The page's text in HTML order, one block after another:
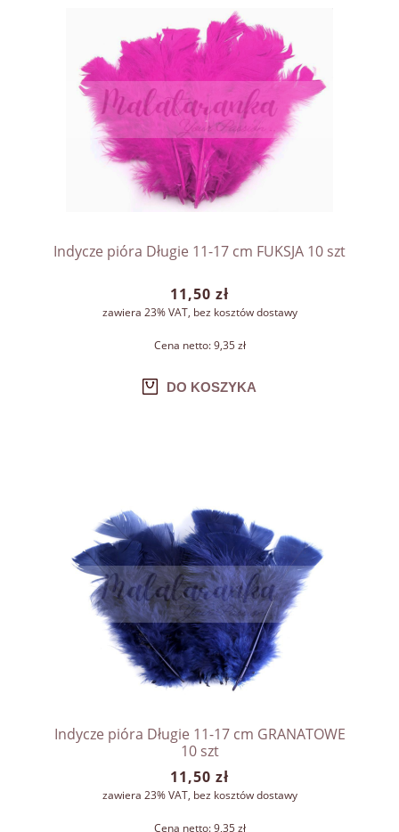
Indycze pióra Długie 11-17 cm FUKSJA 10 szt
11,50 zł
zawiera 23% VAT, bez kosztów dostawy
Cena netto:9,35 zł
DO KOSZYKA
Indycze pióra Długie 11-17 cm GRANATOWE
10 szt
11,50 zł
zawiera 23% VAT, bez kosztów dostawy
Cena netto:9,35 zł